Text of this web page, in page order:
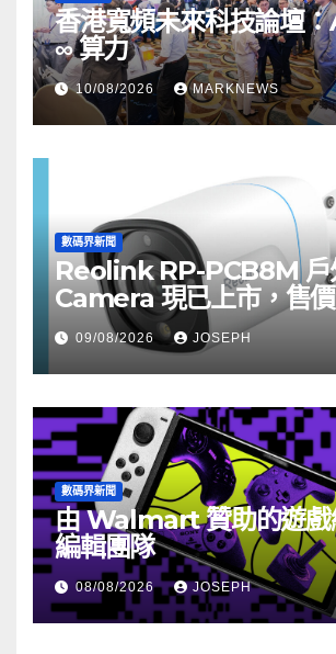
香港寬頻未來科技論壇
∞ 算力
10/08/2026 MARKNEWS
數碼界新聞
Reolink RP-PCB8M 戶
Camera 現已上市，售價
HK$722
09/08/2026 JOSEPH
數碼界新聞
由 Walmart 贊助的遊戲
編輯團隊
08/08/2026 JOSEPH